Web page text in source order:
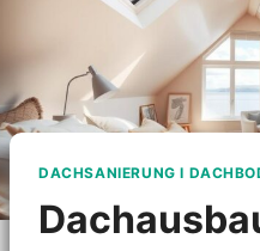
DACHSANIERUNG I